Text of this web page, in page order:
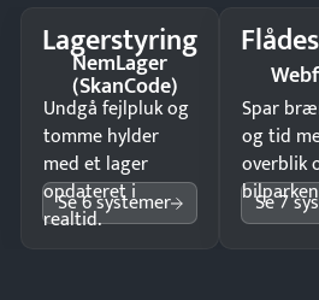
Lagerstyring
NemLager
(SkanCode)
Undgå fejlpluk og
tomme hylder
med et lager
opdateret i
realtid.
Se 6 systemer
Spar
og tid
overblik
Se 7